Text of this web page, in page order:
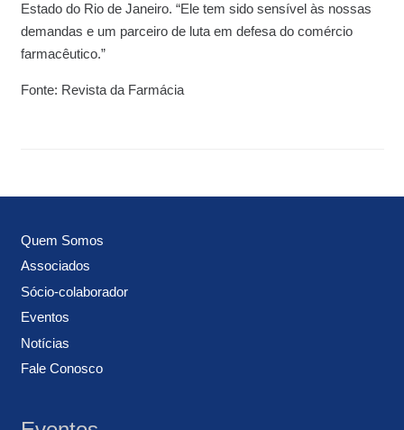
Estado do Rio de Janeiro. “Ele tem sido sensível às nossas
demandas e um parceiro de luta em defesa do comércio
farmacêutico.”
Fonte: Revista da Farmácia
Quem Somos
Associados
Sócio-colaborador
Eventos
Notícias
Fale Conosco